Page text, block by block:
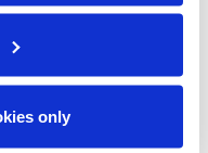
only
essas
estruturadas e
necessárias
contexto e roteando